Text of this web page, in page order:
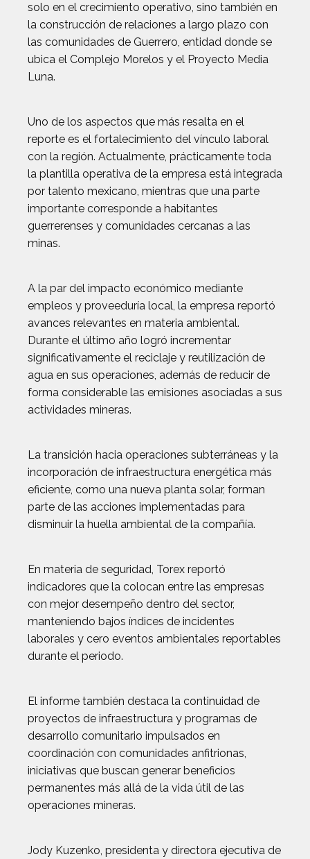
solo en el crecimiento operativo, sino también en
la construcción de relaciones a largo plazo con
las comunidades de Guerrero, entidad donde se
ubica el Complejo Morelos y el Proyecto Media
Luna.
Uno de los aspectos que más resalta en el
reporte es el fortalecimiento del vínculo laboral
con la región. Actualmente, prácticamente toda
la plantilla operativa de la empresa está integrada
por talento mexicano, mientras que una parte
importante corresponde a habitantes
guerrerenses y comunidades cercanas a las
minas.
A la par del impacto económico mediante
empleos y proveeduría local, la empresa reportó
avances relevantes en materia ambiental.
Durante el último año logró incrementar
significativamente el reciclaje y reutilización de
agua en sus operaciones, además de reducir de
forma considerable las emisiones asociadas a sus
actividades mineras.
La transición hacia operaciones subterráneas y la
incorporación de infraestructura energética más
eficiente, como una nueva planta solar, forman
parte de las acciones implementadas para
disminuir la huella ambiental de la compañía.
En materia de seguridad, Torex reportó
indicadores que la colocan entre las empresas
con mejor desempeño dentro del sector,
manteniendo bajos índices de incidentes
laborales y cero eventos ambientales reportables
durante el periodo.
El informe también destaca la continuidad de
proyectos de infraestructura y programas de
desarrollo comunitario impulsados en
coordinación con comunidades anfitrionas,
iniciativas que buscan generar beneficios
permanentes más allá de la vida útil de las
operaciones mineras.
Jody Kuzenko, presidenta y directora ejecutiva de